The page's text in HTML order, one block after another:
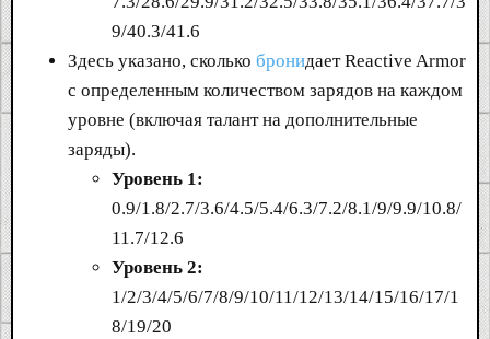
9/40.3/41.6
Здесь указано, сколько бронидает Reactive Armor
с определенным количеством зарядов на каждом
уровне (включая талант на дополнительные
заряды).
Уровень 1:
0.9/1.8/2.7/3.6/4.5/5.4/6.3/7.2/8.1/9/9.9/10.8/
11.7/12.6
Уровень 2:
1/2/3/4/5/6/7/8/9/10/11/12/13/14/15/16/17/1
8/19/20